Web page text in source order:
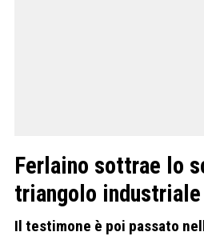
Ferlaino sottrae lo
triangolo
Il testimone è poi passato